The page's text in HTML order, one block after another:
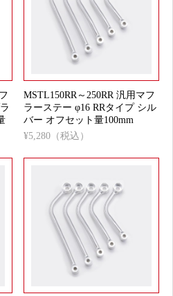
MSTL150RR～250RR 汎用マフ
ラーステー φ16 RRタイプ シル
バー オフセット量100mm
¥5,280（税込）